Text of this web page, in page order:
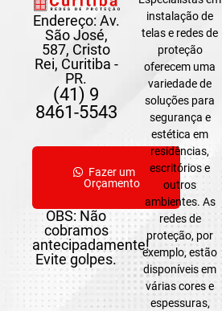
Endereço: Av.
São José,
587, Cristo
Rei, Curitiba -
PR.
(41) 9
8461-5543
Fazer um
Orçamento
OBS: Não
cobramos
antecipadamente!
Evite golpes.
instalação de
telas e redes de
proteção
oferecem uma
variedade de
soluções para
segurança e
estética em
residências,
escritórios e
outros
ambientes. As
redes de
proteção, por
exemplo, estão
disponíveis em
várias cores e
espessuras,